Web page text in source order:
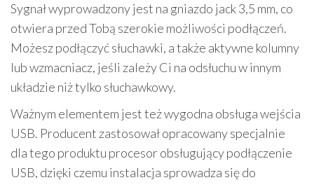
Sygnał wyprowadzony jest na gniazdo jack 3,5 mm, co
otwiera przed Tobą szerokie możliwości podłączeń.
Możesz podłączyć słuchawki, a także aktywne kolumny
lub wzmacniacz, jeśli zależy Ci na odsłuchu w innym
układzie niż tylko słuchawkowy.
Ważnym elementem jest też wygodna obsługa wejścia
USB. Producent zastosował opracowany specjalnie
dla tego produktu procesor obsługujący podłączenie
USB, dzięki czemu instalacja sprowadza się do